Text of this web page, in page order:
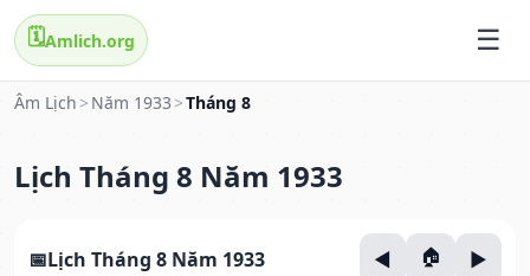
🗓️Amlich.org
Âm Lịch > Năm 1933 >Tháng 8
Lịch Tháng 8 Năm 1933
Lịch Tháng 8 Năm 1933